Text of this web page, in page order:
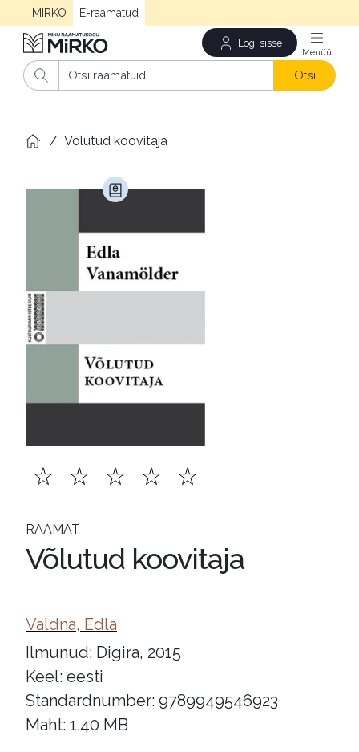
MIRKO E-raamatud
Logi sisse
Otsi
/ Võlutud koovitaja
RAAMAT
Võlutud koovitaja
Valdna, Edla
Ilmunud: Digira, 2015
Keel: eesti
Standardnumber: 9789949546923
Maht: 1.40 MB